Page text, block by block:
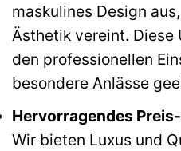
maskulines Design
Ästhetik vereint. Diese
den professionellen
besondere Anlässe
Hervorragendes
Wir bieten Luxus und